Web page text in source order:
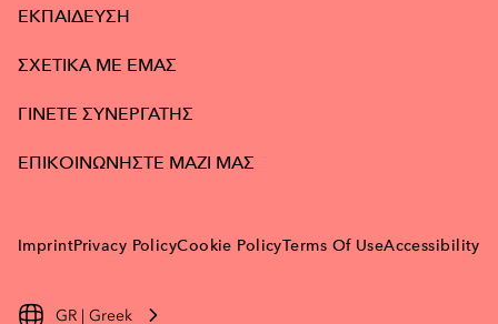
ΕΚΠΑΙΔΕΥΣΗ
ΣΧΕΤΙΚΑ ΜΕ ΕΜΑΣ
ΓΙΝΕΤΕ ΣΥΝΕΡΓΑΤΗΣ
ΕΠΙΚΟΙΝΩΝΗΣΤΕ ΜΑΖΙ ΜΑΣ
ImprintPrivacy PolicyCookie PolicyTerms Of UseAccessibility
GR | Greek